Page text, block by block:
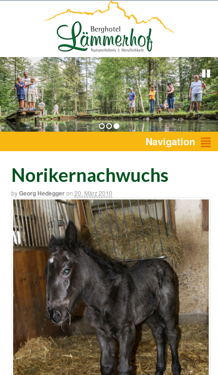
1 2 3 Navigation
Norikernachwuchs
byGeorg Hedeggeron 20. März 2010